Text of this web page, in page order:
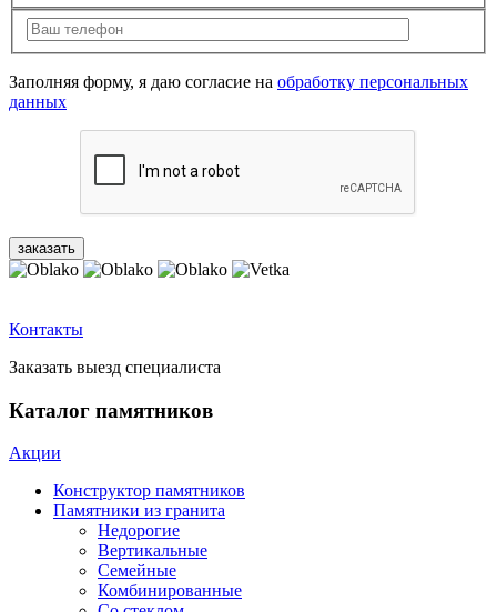
Заполняя форму, я даю согласие на обработку персональных
данных
Контакты
Заказать выезд специалиста
Каталог памятников
Акции
Конструктор памятников
Памятники из гранита
Недорогие
Вертикальные
Семейные
Комбинированные